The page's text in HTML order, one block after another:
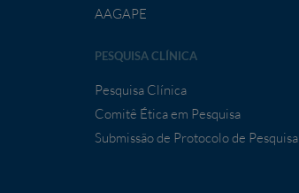
AAGAPE
PESQUISA CLÍNICA
Pesquisa Clínica
Comitê Ética em Pesquisa
Submissão de Protocolo de Pesquisa